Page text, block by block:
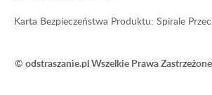
Karta Bezpieczeństwa Produktu: Spirale
© odstraszanie.pl Wszelkie Prawa